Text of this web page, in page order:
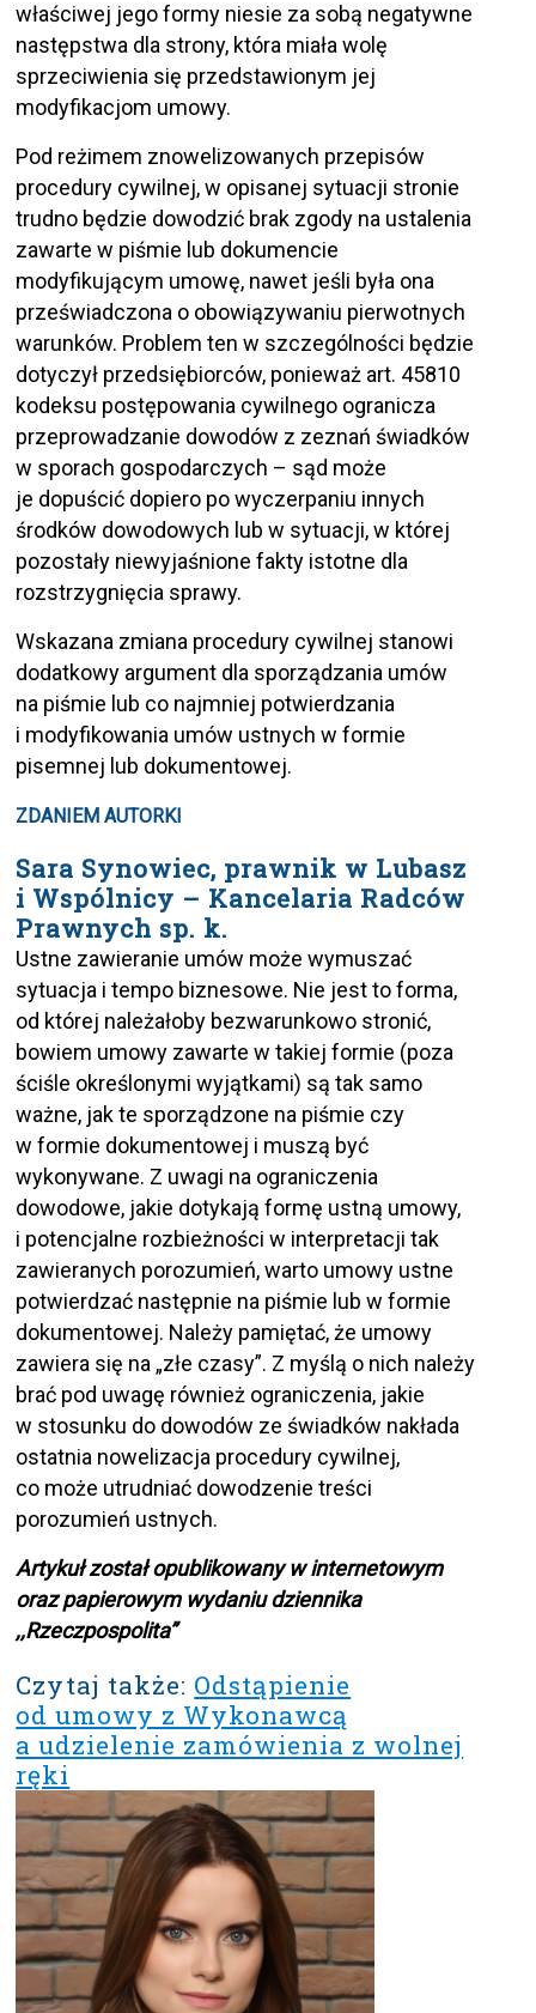
właściwej jego formy niesie za sobą negatywne
następstwa dla strony, która miała wolę
sprzeciwienia się przedstawionym jej
modyfikacjom umowy.
Pod reżimem znowelizowanych przepisów
procedury cywilnej, w opisanej sytuacji stronie
trudno będzie dowodzić brak zgody na ustalenia
zawarte w piśmie lub dokumencie
modyfikującym umowę, nawet jeśli była ona
przeświadczona o obowiązywaniu pierwotnych
warunków. Problem ten w szczególności będzie
dotyczył przedsiębiorców, ponieważ art. 45810
kodeksu postępowania cywilnego ogranicza
przeprowadzanie dowodów z zeznań świadków
w sporach gospodarczych – sąd może
je dopuścić dopiero po wyczerpaniu innych
środków dowodowych lub w sytuacji, w której
pozostały niewyjaśnione fakty istotne dla
rozstrzygnięcia sprawy.
Wskazana zmiana procedury cywilnej stanowi
dodatkowy argument dla sporządzania umów
na piśmie lub co najmniej potwierdzania
i modyfikowania umów ustnych w formie
pisemnej lub dokumentowej.
ZDANIEM AUTORKI
Sara Synowiec, prawnik w Lubasz
i Wspólnicy – Kancelaria Radców
Prawnych sp. k.
Ustne zawieranie umów może wymuszać
sytuacja i tempo biznesowe. Nie jest to forma,
od której należałoby bezwarunkowo stronić,
bowiem umowy zawarte w takiej formie (poza
ściśle określonymi wyjątkami) są tak samo
ważne, jak te sporządzone na piśmie czy
w formie dokumentowej i muszą być
wykonywane. Z uwagi na ograniczenia
dowodowe, jakie dotykają formę ustną umowy,
i potencjalne rozbieżności w interpretacji tak
zawieranych porozumień, warto umowy ustne
potwierdzać następnie na piśmie lub w formie
dokumentowej. Należy pamiętać, że umowy
zawiera się na „złe czasy”. Z myślą o nich należy
brać pod uwagę również ograniczenia, jakie
w stosunku do dowodów ze świadków nakłada
ostatnia nowelizacja procedury cywilnej,
co może utrudniać dowodzenie treści
porozumień ustnych.
Artykuł został opublikowany w internetowym
oraz papierowym wydaniu dziennika
,,Rzeczpospolita”
Czytaj także: Odstąpienie
od umowy z Wykonawcą
a udzielenie zamówienia z wolnej
ręki